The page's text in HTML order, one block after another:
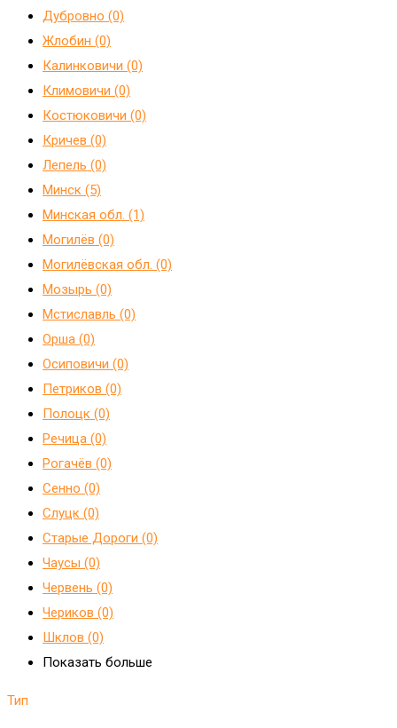
Дубровно (0)
Жлобин (0)
Калинковичи (0)
Климовичи (0)
Костюковичи (0)
Кричев (0)
Лепель (0)
Минск (5)
Минская обл. (1)
Могилёв (0)
Могилёвская обл. (0)
Мозырь (0)
Мстиславль (0)
Орша (0)
Осиповичи (0)
Петриков (0)
Полоцк (0)
Речица (0)
Рогачёв (0)
Сенно (0)
Слуцк (0)
Старые Дороги (0)
Чаусы (0)
Червень (0)
Чериков (0)
Шклов (0)
Показать больше
Тип